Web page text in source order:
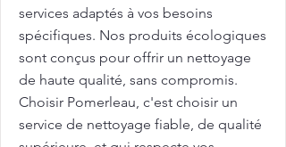
services adaptés à vos besoins
spécifiques. Nos produits écologiques
sont conçus pour offrir un nettoyage
de haute qualité, sans compromis.
Choisir Pomerleau, c'est choisir un
service de nettoyage fiable, de qualité